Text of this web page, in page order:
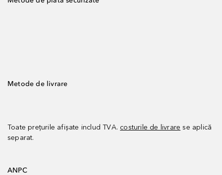
Metode de livrare
Toate prețurile afișate includ TVA. costurile de livrare se aplică
separat.
ANPC